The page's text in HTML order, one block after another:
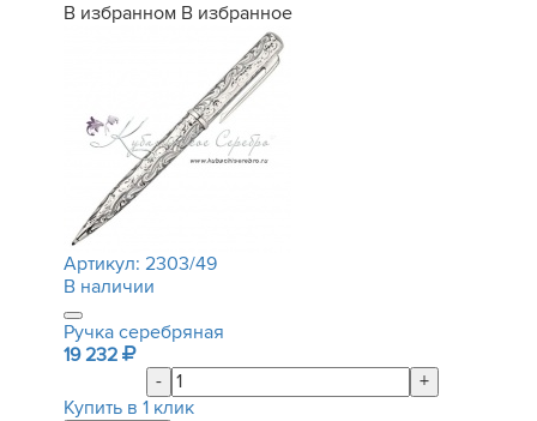
В избранном В избранное
Артикул: 2303/49
В наличии
Ручка серебряная
19 232
-
+
Купить в 1 клик